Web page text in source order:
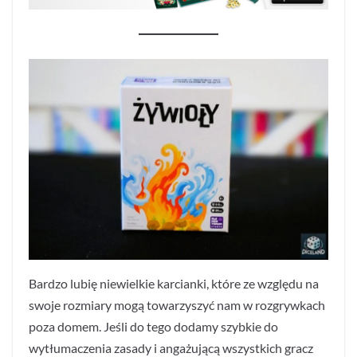
Bardzo lubię niewielkie karcianki, które ze względu na
swoje rozmiary mogą towarzyszyć nam w rozgrywkach
poza domem. Jeśli do tego dodamy szybkie do
wytłumaczenia zasady i angażującą wszystkich gracz